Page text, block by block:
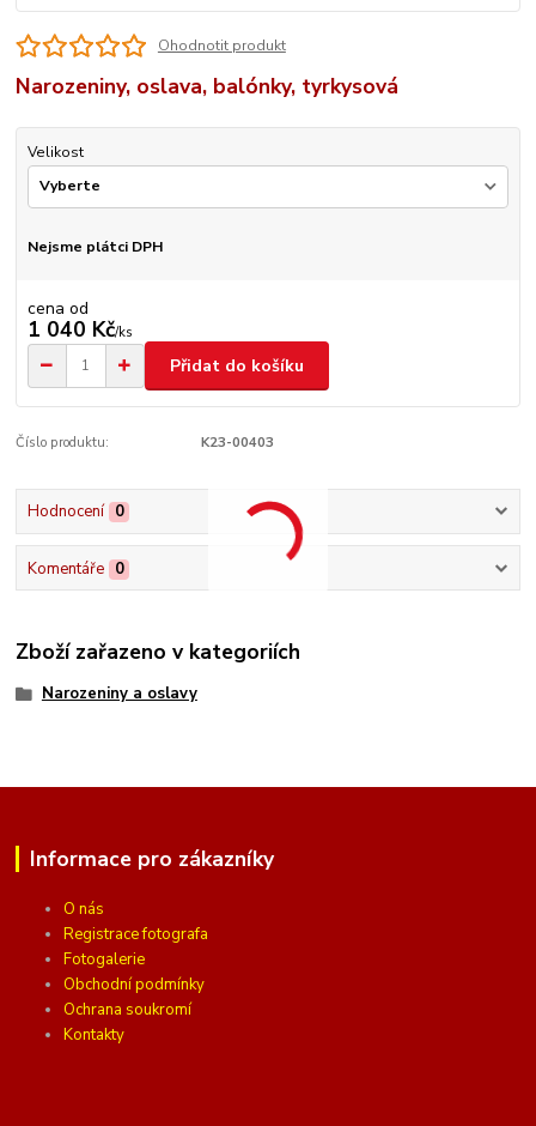
Ohodnotit produkt
Narozeniny, oslava, balónky, tyrkysová
Velikost
Nejsme plátci DPH
cena od
1 040 Kč/ks
Přidat do košíku
Číslo produktu: K23-00403
Hodnocení 0
Komentáře 0
Zboží zařazeno v kategoriích
Narozeniny a oslavy
Informace pro zákazníky
O nás
Registrace fotografa
Fotogalerie
Obchodní podmínky
Ochrana soukromí
Kontakty